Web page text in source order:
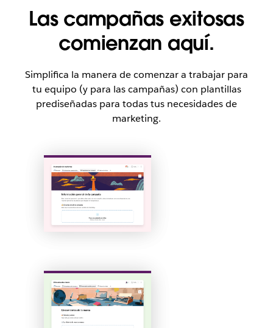
Las campañas exitosas
comienzan aquí.
Simplifica la manera de comenzar a trabajar para
tu equipo (y para las campañas) con plantillas
prediseñadas para todas tus necesidades de
marketing.